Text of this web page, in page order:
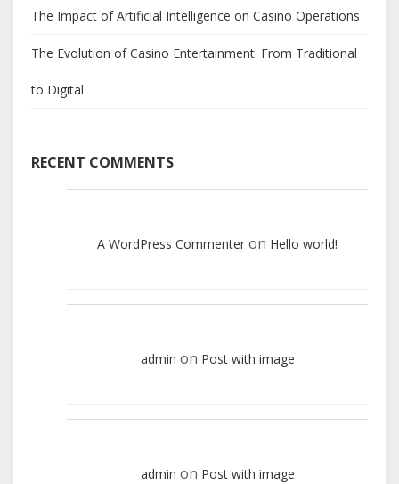
The Impact of Artificial Intelligence on Casino Operations
The Evolution of Casino Entertainment: From Traditional
to Digital
RECENT COMMENTS
A WordPress Commenter on Hello world!
admin on Post with image
admin on Post with image